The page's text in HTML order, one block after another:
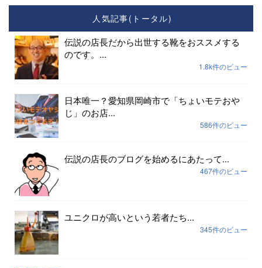
人気記事(トータル)
伝説の店長だから出世する靴をおススメする
のです。...
1.8k件のビュー
日本唯一？愛知県岡崎市で「ちょいモテおや
じ」のお店...
586件のビュー
伝説の店長のブログを始めるにあたって...
467件のビュー
ユニクロが高いという若者たち...
345件のビュー